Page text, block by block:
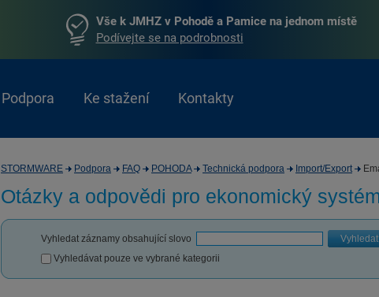
Vše k JMHZ v Pohodě a Pamice na jednom místě
Podívejte se na podrobnosti
Podpora Ke stažení Kontakty
STORMWARE Podpora FAQ POHODA Technická podpora Import/Export
Otázky a odpovědi pro ekonomický
Vyhledat záznamy obsahující slovo
Vyhledat
Vyhledávat pouze ve vybrané kategorii